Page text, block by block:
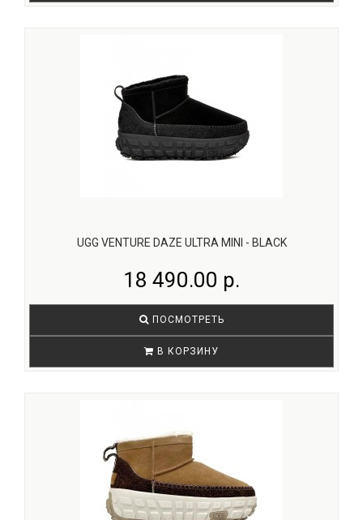
UGG VENTURE DAZE ULTRA MINI - BLACK
18 490.00 р.
ПОСМОТРЕТЬ
В КОРЗИНУ